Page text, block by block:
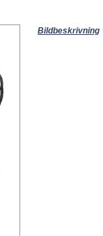
Bildbeskrivning